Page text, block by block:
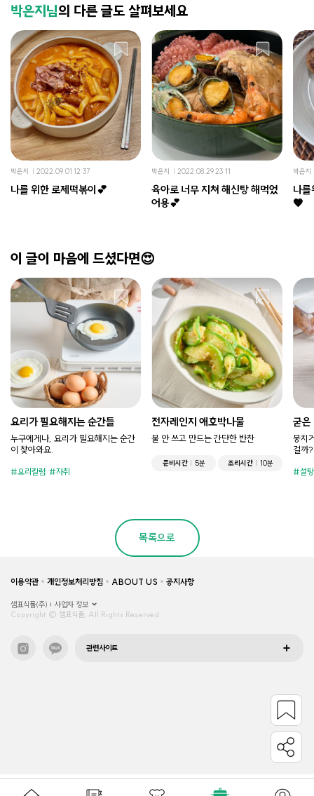
박은지님의 다른 글도 살펴보세요
박은지 2022.09.01 12:37
나를 위한 로제떡볶이💕
박은지 2022.08.29 23:11
육아로 너무 지쳐 해신탕 해먹었
어용💕
박은지
나
🧡
이 글이 마음에 드셨다면😍
요리가 필요해지는 순간들
누구에게나, 요리가 필요해지는 순간
이 찾아와요.
요리칼럼 자취
전자레인지 애호박나물
불 안 쓰고 만드는 간단한 반찬
준비시간 5분 조리시간 10분
굳은
뭉치
걸까?
설탕
목록으로
이용약관 개인정보처리방침 ABOUT US 공지사항
샘표식품(주)
사업자 정보
Copyright © 샘표식품, All Rights Reserved.
관련사이트